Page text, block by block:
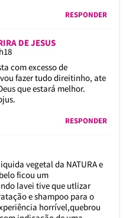
RESPONDER
DE JESUS
com excesso de
fazer tudo direitinho, ate
que estará melhor.
RESPONDER
vegetal da NATURA e
ficou um
lavei tive que utlizar
e shampoo para o
horrível,quebrou